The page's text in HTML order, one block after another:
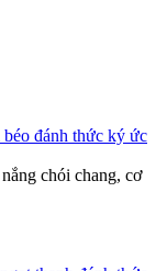
đánh thức ký ức
chói chang, cơ